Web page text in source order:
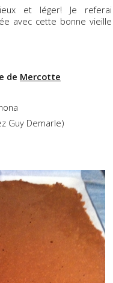
et léger! Je referai
avec cette bonne vieille
de Mercotte
Guy Demarle)